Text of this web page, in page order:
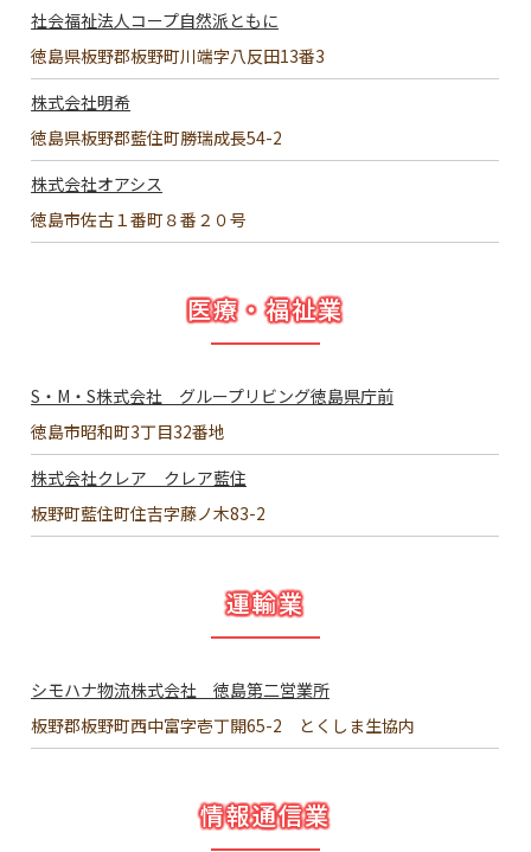
社会福祉法人コープ自然派ともに
徳島県板野郡板野町川端字八反田13番3
株式会社明希
徳島県板野郡藍住町勝瑞成長54-2
株式会社オアシス
徳島市佐古１番町８番２０号
医療・福祉業
S・M・S株式会社 グループリビング徳島県庁前
徳島市昭和町3丁目32番地
株式会社クレア クレア藍住
板野町藍住町住吉字藤ノ木83-2
運輸業
シモハナ物流株式会社 徳島第二営業所
板野郡板野町西中富字壱丁開65-2 とくしま生協内
情報通信業